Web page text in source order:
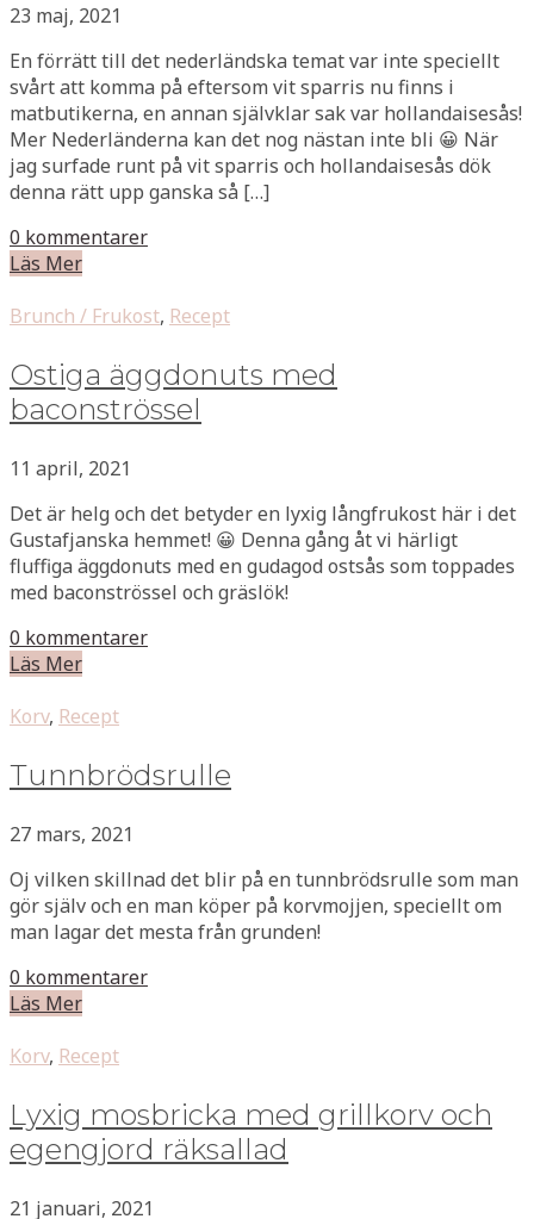
23 maj, 2021
En förrätt till det nederländska temat var inte speciellt
svårt att komma på eftersom vit sparris nu finns i
matbutikerna, en annan självklar sak var hollandaisesås!
Mer Nederländerna kan det nog nästan inte bli 😀 När
jag surfade runt på vit sparris och hollandaisesås dök
denna rätt upp ganska så […]
0 kommentarer
Läs Mer
Brunch / Frukost, Recept
Ostiga äggdonuts med
baconströssel
11 april, 2021
Det är helg och det betyder en lyxig långfrukost här i det
Gustafjanska hemmet! 😀 Denna gång åt vi härligt
fluffiga äggdonuts med en gudagod ostsås som toppades
med baconströssel och gräslök!
0 kommentarer
Läs Mer
Korv, Recept
Tunnbrödsrulle
27 mars, 2021
Oj vilken skillnad det blir på en tunnbrödsrulle som man
gör själv och en man köper på korvmojjen, speciellt om
man lagar det mesta från grunden!
0 kommentarer
Läs Mer
Korv, Recept
Lyxig mosbricka med grillkorv och
egengjord räksallad
21 januari, 2021